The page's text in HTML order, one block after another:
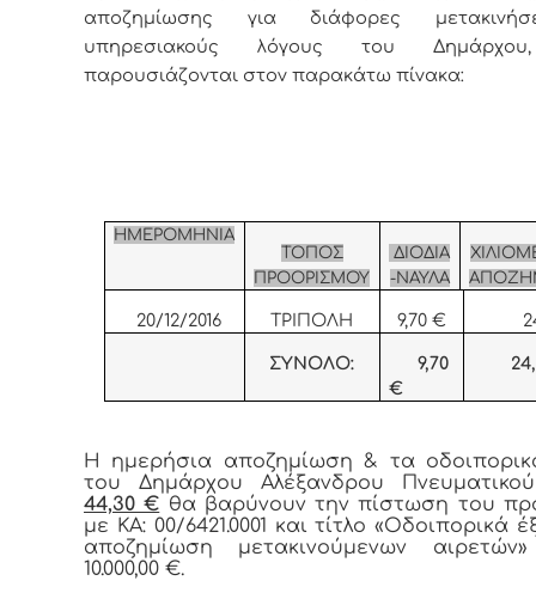
αποζημίωσης για διάφορες
υπηρεσιακούς λόγους του
παρουσιάζονται στον παρακάτω πίνακα:
ΗΜΕΡΟΜΗΝΙΑ
ΤΟΠΟΣ
ΠΡΟΟΡΙΣΜΟΥ
ΔΙΟΔΙΑ
-ΝΑΥΛΑ
20/12/2016 ΤΡΙΠΟΛΗ 9,70 €
ΣΥΝΟΛΟ:
9,70
€
Η ημερήσια αποζημίωση & τα
του Δημάρχου Αλέξανδρου
44,30 € θα βαρύνουν την πίστωση του
με ΚΑ: 00/6421.0001 και τίτλο «Οδοιπορικά
αποζημίωση μετακινούμενων
10.000,00 €.